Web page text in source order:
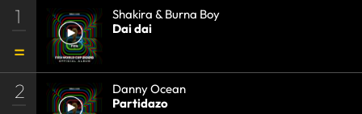
1
Shakira & Burna Boy
Dai dai
2
Danny Ocean
Partidazo